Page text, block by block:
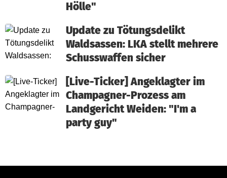
Hölle"
Update zu Tötungsdelikt
Waldsassen: LKA stellt mehrere
Schusswaffen sicher
[Live-Ticker] Angeklagter im
Champagner-Prozess am
Landgericht Weiden: "I'm a
party guy"